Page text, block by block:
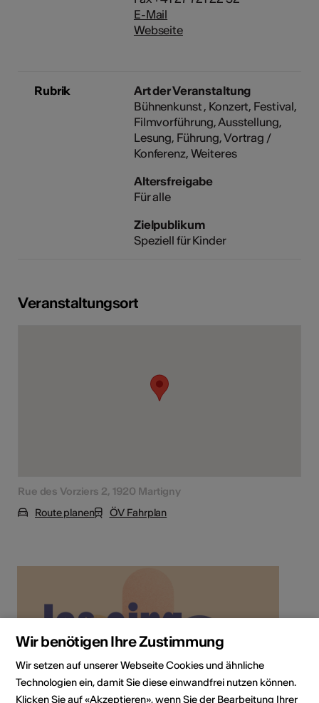
E-Mail
Webseite
Rubrik
Art der Veranstaltung
Bühnenkunst Konzert Festival
Filmvorführung Ausstellung
Lesung Führung Vortrag /
Konferenz Weiteres
Altersfreigabe
Für alle
Zielpublikum
Speziell für Kinder
Veranstaltungsort
Rue des Vorziers 2, 1920 Martigny
Route planen
ÖV Fahrplan
Wir benötigen Ihre Zustimmung
Wir setzen auf unserer Webseite Cookies und ähnliche
Technologien ein, damit Sie diese einwandfrei nutzen können.
Klicken Sie auf «Akzeptieren», wenn Sie der Bearbeitung Ihrer